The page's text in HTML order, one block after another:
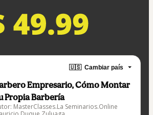
🇺🇸 Cambiar país
Empresario, Cómo Montar
Propia Barbería
MasterClasses.La Seminarios.Online